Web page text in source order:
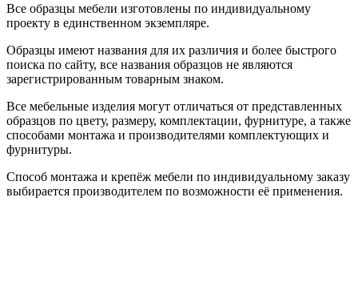
Все образцы мебели изготовлены по индивидуальному
проекту в единственном экземпляре.
Образцы имеют названия для их различия и более быстрого
поиска по сайту, все названия образцов не являются
зарегистрированным товарным знаком.
Все мебельные изделия могут отличаться от представленных
образцов по цвету, размеру, комплектации, фурнитуре, а также
способами монтажа и производителями комплектующих и
фурнитуры.
Способ монтажа и крепёж мебели по индивидуальному заказу
выбирается производителем по возможности её применения.